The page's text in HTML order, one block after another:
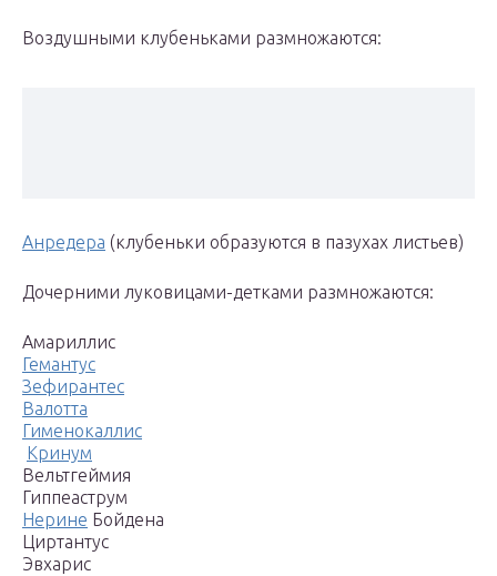
Воздушными клубеньками размножаются:
Анредера (клубеньки образуются в пазухах листьев)
Дочерними луковицами-детками размножаются:
Амариллис
Гемантус
Зефирантес
Валотта
Гименокаллис
Кринум
Вельтгеймия
Гиппеаструм
Нерине Бойдена
Циртантус
Эвхарис